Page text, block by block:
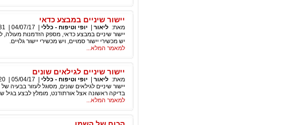
יישור שיניים במבצע כדאי
מאת: ליאור יופי וטיפוח - כללי 04/07/17
יישור שיניים במבצע כדאי, מספק הזדמנות מעולה,
יש מכשירי יישור סמויים, ויש מכשירי יישור גלויים.
למאמר המלא...
יישור שיניים לגילאים שונים
מאת: ליאור יופי וטיפוח - כללי 05/04/17
יישור שיניים לגילאים שונים, מסוגל לעזור בבעיה
בדיקה ראשונה אצל אורתודנט, מומלץ לבצע בגיל
למאמר המלא...